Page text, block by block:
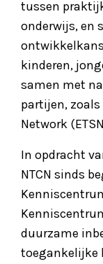
tussen
onderwijs, en
kinderen,
samen met
partijen, zoals
Network
In opdracht
NTCN sinds
duurzame
toegankelijke